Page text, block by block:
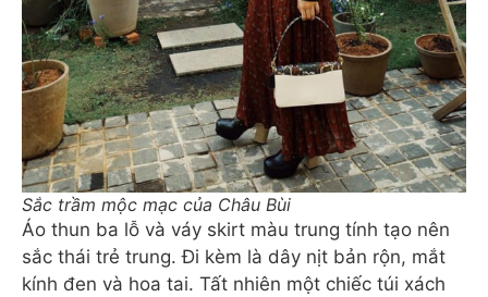
Sắc trầm mộc mạc của Châu Bùi
Áo thun ba lỗ và váy skirt màu trung tính tạo nên
sắc thái trẻ trung. Đi kèm là dây nịt bản rộn, mắt
kính đen và hoa tai. Tất nhiên một chiếc túi xách